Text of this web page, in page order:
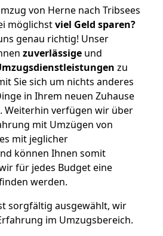
von Herne nach Tribsees
möglichstviel Geld sparen?
genau richtig! Unser
zuverlässige und
zu
Sie sich um nichts anderes
in Ihrem neuen Zuhause
Weiterhin verfügen wir über
mit Umzügen von
mit jeglicher
können Ihnen somit
für jedes Budget eine
werden.
sorgfältig ausgewählt, wir
im Umzugsbereich.